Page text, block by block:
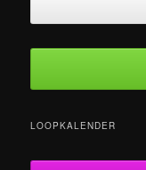
LOOPKALENDER